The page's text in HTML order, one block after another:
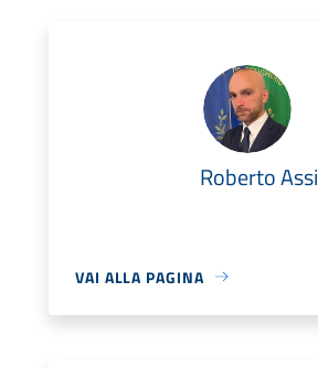
Roberto Assi
VAI ALLA PAGINA